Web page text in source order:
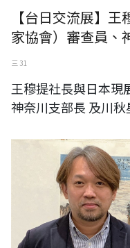
【台日交流展】
家協會）審查員、
三 31
王穆提社長與日本現
神奈川支部長 及川秋